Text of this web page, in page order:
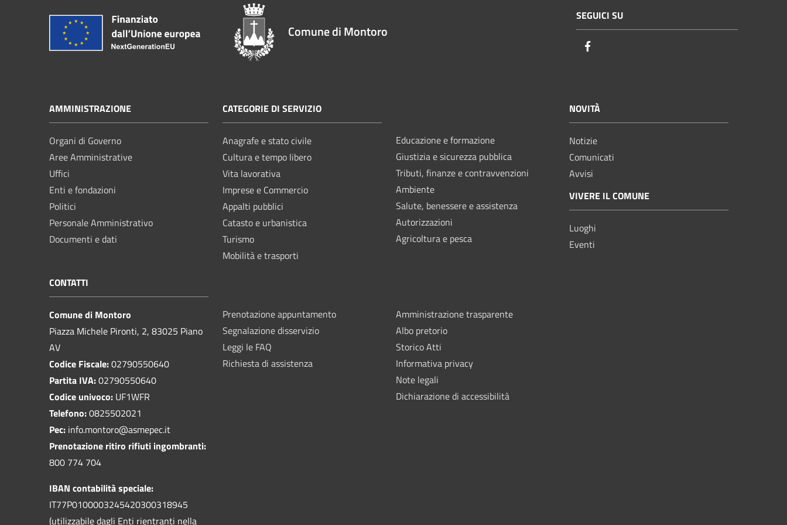
Comune di Montoro
SEGUICI SU
AMMINISTRAZIONE
Organi di Governo
Aree Amministrative
Uffici
Enti e fondazioni
Politici
Personale Amministrativo
Documenti e dati
CATEGORIE DI SERVIZIO
Anagrafe e stato civile
Cultura e tempo libero
Vita lavorativa
Imprese e Commercio
Appalti pubblici
Catasto e urbanistica
Turismo
Mobilità e trasporti
Educazione e formazione
Giustizia e sicurezza pubblica
Tributi, finanze e contravvenzioni
Ambiente
Salute, benessere e assistenza
Autorizzazioni
Agricoltura e pesca
NOVITÀ
Notizie
Comunicati
Avvisi
VIVERE IL COMUNE
Luoghi
Eventi
CONTATTI
Comune di Montoro
Piazza Michele Pironti, 2, 83025 Piano
AV
Codice Fiscale:02790550640
Partita IVA:02790550640
Codice univoco: UF1WFR
Telefono:0825502021
Pec: info.montoro@asmepec.it
Prenotazione ritiro rifiuti ingombranti:
800 774 704
IBAN contabilità speciale:
IT77P0100003245420300318945
(utilizzabile dagli Enti rientranti nella
Prenotazione appuntamento
Segnalazione disservizio
Leggi le FAQ
Richiesta di assistenza
Amministrazione trasparente
Albo pretorio
Storico Atti
Informativa privacy
Note legali
Dichiarazione di accessibilità